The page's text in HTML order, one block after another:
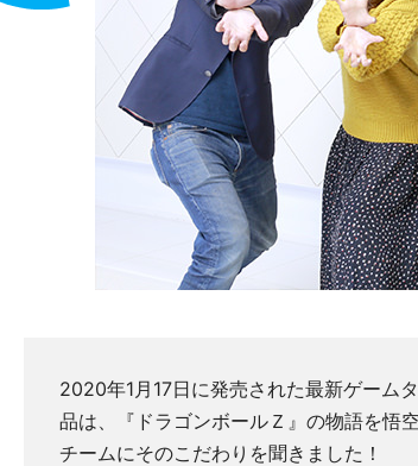
2020年1月17日に発売された最新ゲーム
品は、『ドラゴンボールＺ』の物語を悟
チームにそのこだわりを聞きました！